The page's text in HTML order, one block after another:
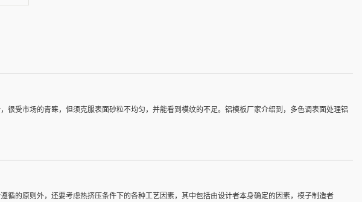
受市场的青睐，但须克服表面砂粒不均匀，并能看到模纹的不足。铝模板厂家介绍到，多色调表面处理铝
的原则外，还要考虑热挤压条件下的各种工艺因素，其中包括由设计者本身确定的因素，模子制造者